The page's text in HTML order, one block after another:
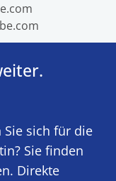
Sie sich für die
Sie finden
Direkte